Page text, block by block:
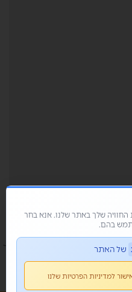
שלך באתר שלנו. אנא בחר
בהם.
של האתר
למדיניות הפרטיות שלנו